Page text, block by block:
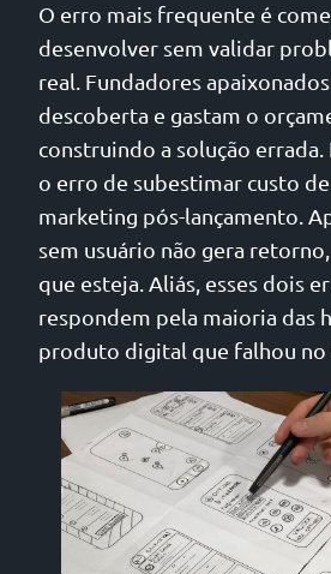
O erro mais frequente é
desenvolver sem validar
real. Fundadores
descoberta e gastam o
construindo a solução errada.
o erro de subestimar custo
marketing pós-lançamento.
sem usuário não gera
que esteja. Aliás, esses dois
respondem pela maioria das
produto digital que falhou no